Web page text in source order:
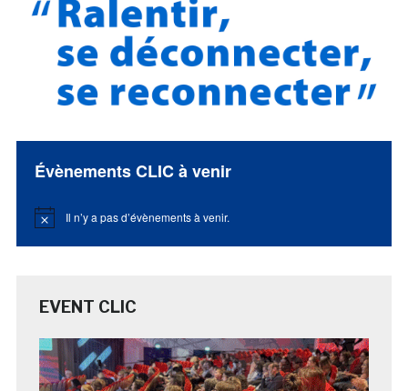
Évènements CLIC à venir
Notice Il n’y a pas d’évènements à venir.
EVENT CLIC